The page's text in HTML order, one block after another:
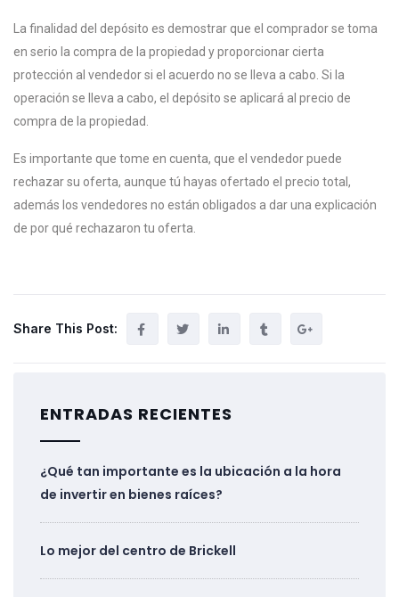
La finalidad del depósito es demostrar que el comprador se toma
en serio la compra de la propiedad y proporcionar cierta
protección al vendedor si el acuerdo no se lleva a cabo. Si la
operación se lleva a cabo, el depósito se aplicará al precio de
compra de la propiedad.
Es importante que tome en cuenta, que el vendedor puede
rechazar su oferta, aunque tú hayas ofertado el precio total,
además los vendedores no están obligados a dar una explicación
de por qué rechazaron tu oferta.
Share This Post:
ENTRADAS RECIENTES
¿Qué tan importante es la ubicación a la hora
de invertir en bienes raíces?
Lo mejor del centro de Brickell